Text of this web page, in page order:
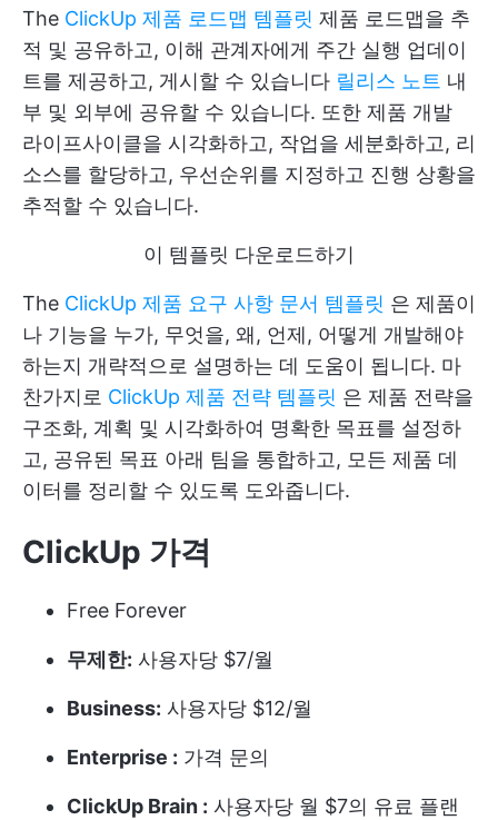
The ClickUp 제품 로드맵 템플릿 제품 로드맵을 추
적 및 공유하고, 이해 관계자에게 주간 실행 업데이
트를 제공하고, 게시할 수 있습니다 릴리스 노트 내
부 및 외부에 공유할 수 있습니다. 또한 제품 개발
라이프사이클을 시각화하고, 작업을 세분화하고, 리
소스를 할당하고, 우선순위를 지정하고 진행 상황을
추적할 수 있습니다.
이 템플릿 다운로드하기
The ClickUp 제품 요구 사항 문서 템플릿 은 제품이
나 기능을 누가, 무엇을, 왜, 언제, 어떻게 개발해야
하는지 개략적으로 설명하는 데 도움이 됩니다. 마
찬가지로 ClickUp 제품 전략 템플릿 은 제품 전략을
구조화, 계획 및 시각화하여 명확한 목표를 설정하
고, 공유된 목표 아래 팀을 통합하고, 모든 제품 데
이터를 정리할 수 있도록 도와줍니다.
ClickUp 가격
Free Forever
무제한: 사용자당 $7/월
Business: 사용자당 $12/월
Enterprise : 가격 문의
ClickUp Brain : 사용자당 월 $7의 유료 플랜